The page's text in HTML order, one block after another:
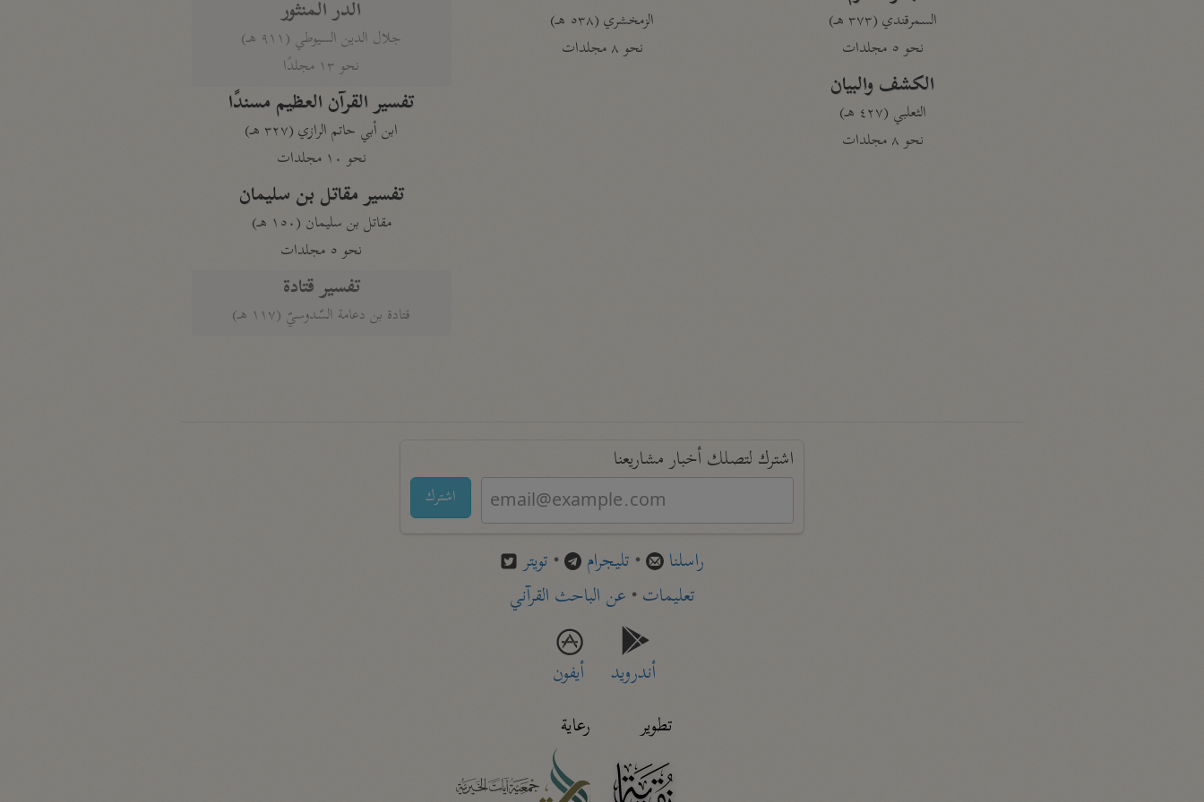
السمرقندي (٣٧٣ هـ)
نحو ٥ مجلدات
الكشف والبيان
الثعلبي (٤٢٧ هـ)
نحو ٨ مجلدات
الزمخشري (٥٣٨ هـ)
نحو ٨ مجلدات
الدر المنثور
جلال الدين السيوطي (٩١١ هـ)
نحو ١٣ مجلدًا
تفسير القرآن العظيم مسندًا
ابن أبي حاتم الرازي (٣٢٧ هـ)
نحو ١٠ مجلدات
تفسير مقاتل بن سليمان
مقاتل بن سليمان (١٥٠ هـ)
نحو ٥ مجلدات
تفسير قتادة
قتادة بن دعامة السّدوسيّ (١١٧ هـ)
اشترك لتصلك أخبار مشاريعنا
اشترك
راسلنا • تليجرام • تويتر
تعليمات• عن الباحث القرآني
أندرويد
أيفون
تطوير
رعاية